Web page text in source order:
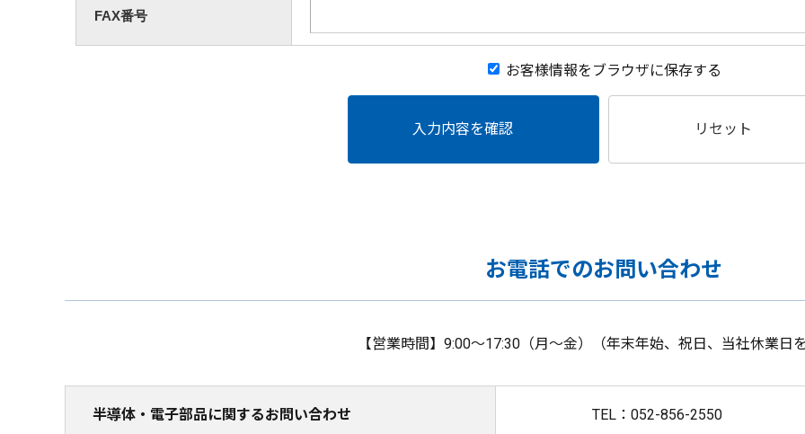
FAX番号
お客様情報をブラウザに保存する
入力内容を確認 リセット
お電話でのお問い合わせ
【営業時間】9:00～17:30（月～金）（年末年始、祝日、当社休業日
半導体・電子部品に関するお問い合わせ TEL：052-856-2550